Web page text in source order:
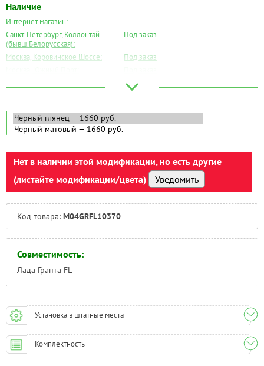
Наличие
Интернет магазин:
Санкт-Петербург, Коллонтай
(бывш.Белорусская):
Под заказ
Москва, Коровинское Шоссе:
Под заказ
Под заказ
Нальчик:
Самара:
Под заказ
Тверь:
Челябинск:
Под заказ
Нет в наличии этой модификации, но есть другие
(листайте модификации/цвета)
Уведомить
Код товара: M04GRFL10370
Совместимость:
Лада Гранта FL
Установка в штатные места
Комплектность